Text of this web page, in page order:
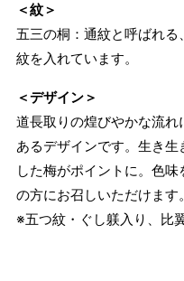
＜紋＞
五三の桐：通紋と呼ばれ
紋を入れています。
＜デザイン＞
道長取りの煌びやかな流
あるデザインです。生き
した梅がポイントに。色
の方にお召しいただけます。
※五つ紋・ぐし躾入り、比